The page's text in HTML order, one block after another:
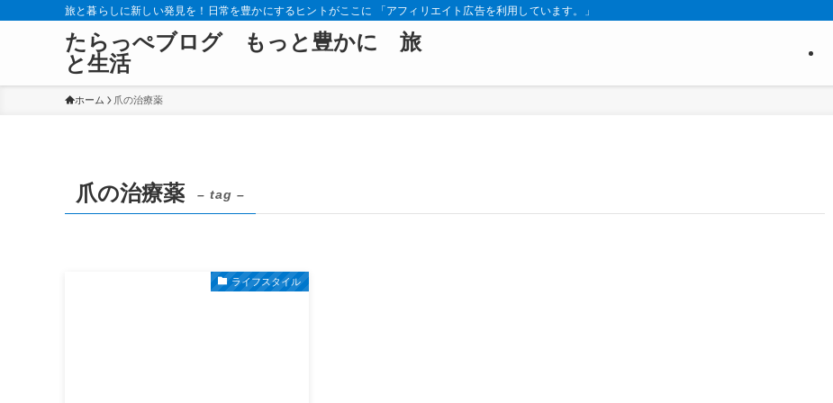
旅と暮らしに新しい発見を！日常を豊かにするヒントがここに 「アフィリエイト広告を利用しています。」
たらっぺブログ もっと豊かに 旅
と生活
ホーム 爪の治療薬
爪の治療薬 – tag –
ライフスタイル